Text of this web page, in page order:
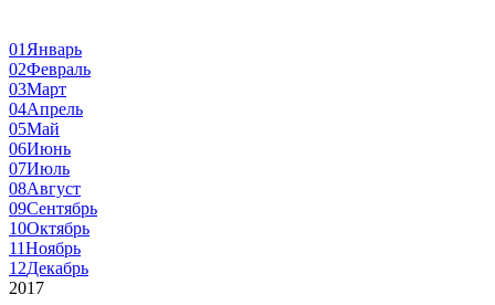
01 Январь
02Февраль
03Март
04Апрель
05Май
06Июнь
07Июль
08Август
09Сентябрь
10Октябрь
11Ноябрь
12Декабрь
2017